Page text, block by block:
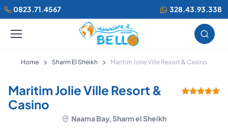
0823.71.4567 328.43.93.338
Home Sharm El Sheikh Maritim Jolie Ville Resort & Casino
Maritim Jolie Ville Resort &
Casino
Naama Bay, Sharm el Sheikh